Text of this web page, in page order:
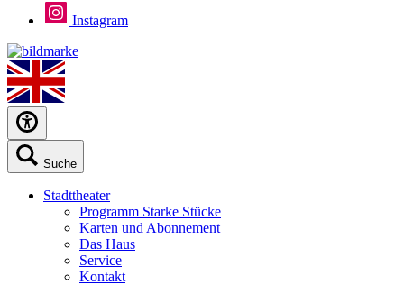
Instagram
Suche
Stadttheater
Programm Starke Stücke
Karten und Abonnement
Das Haus
Service
Kontakt